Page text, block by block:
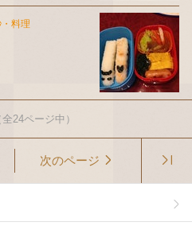
・ 料理
24ページ中）
次のページ